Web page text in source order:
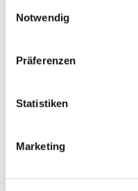
Notwendig
Präferenzen
Statistiken
Marketing